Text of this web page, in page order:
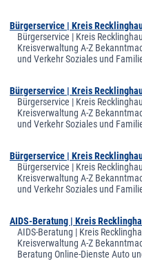
Bürgerservice | Kreis
Bürgerservice | Kreis
Kreisverwaltung A-Z
und Verkehr Soziales und
Bürgerservice | Kreis
Bürgerservice | Kreis
Kreisverwaltung A-Z
und Verkehr Soziales und
Bürgerservice | Kreis
Bürgerservice | Kreis
Kreisverwaltung A-Z
und Verkehr Soziales und
AIDS-Beratung | Kreis
AIDS-Beratung | Kreis
Kreisverwaltung A-Z
Beratung Online-Dienste Auto